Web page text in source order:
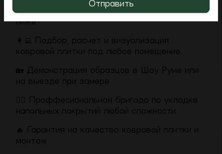
Нашли дешевле? Мы сделаем цену еще
ниже
👩‍💻 Подбор, расчет и визуализация
ковровой плитки под любое помещение.
🏡 Демонстрация образцов в Шоу Руме или
на выезде при замере
👷‍♂️ Проффесиональная бригада по укладке
напольных покрытий любой сложности
🔥 Гарантия на качество ковровой плитки и
монтаж
Отправить